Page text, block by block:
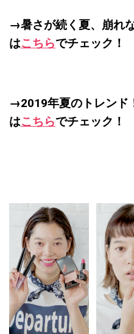
→暑さが続く夏、崩れ
はこちらでチェック！
→2019年夏のトレンド
はこちらでチェック！